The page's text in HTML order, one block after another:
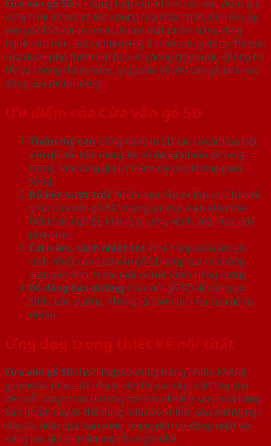
Cửa vân gỗ 5Dsử dụng hợp kim nhôm cao cấp, được gia
công tỉ mỉ để tạo ra các khung cửa chắc chắn, bền bỉ. Lớp
vân gỗ 5D được in nhiệt lên bề mặt nhôm bằng công
nghệ tiên tiến, tạo ra hiệu ứng 3 chiều sống động. Bề mặt
cửa được phủ thêm lớp bảo vệ chống trầy xước, chống tia
UV và chống thấm nước, giúp bảo vệ lớp vân gỗ khỏi tác
động của môi trường.
Ưu điểm của Cửa vân gỗ 5D
Thẩm mỹ cao: Công nghệ in 5D tạo ra các họa tiết
vân gỗ nổi bật, mang lại vẻ đẹp tự nhiên và sang
trọng, làm tăng giá trị thẩm mỹ cho không gian
sống.
Độ bền vượt trội: Nhôm cao cấp và lớp phủ bảo vệ
giúp Cửa vân gỗ 5D chống lại mọi điều kiện thời
tiết khắc nghiệt, không bị cong vênh, mối mọt hay
phai màu.
Cách âm, cách nhiệt tốt: Khả năng cách âm và
cách nhiệt của Cửa vân gỗ 5D giúp tạo ra không
gian yên tĩnh, thoải mái và tiết kiệm năng lượng.
Dễ dàng bảo dưỡng: Cửa vân gỗ 5D dễ dàng vệ
sinh, bảo dưỡng, không cần sơn lại như cửa gỗ tự
nhiên.
Ứng dụng trong thiết kế nội thất
Cửa vân gỗ 5Dthích hợp sử dụng trong nhiều không
gian khác nhau, từ nhà ở, căn hộ cao cấp, biệt thự cho
đến các công trình thương mại như khách sạn, nhà hàng.
Sản phẩm này có thể dùng làm cửa chính, cửa phòng ngủ,
cửa sổ, hoặc cửa ban công, mang đến sự đồng nhất và
nâng cao giá trị thẩm mỹ cho ngôi nhà.